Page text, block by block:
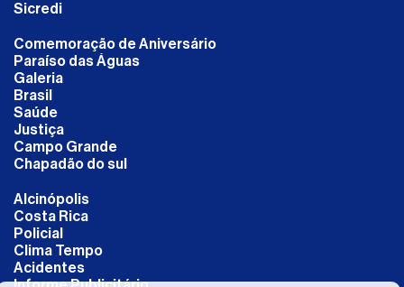
Sicredi
Comemoração de Aniversário
Paraíso das Águas
Galeria
Brasil
Saúde
Justiça
Campo Grande
Chapadão do sul
Alcinópolis
Costa Rica
Policial
Clima Tempo
Acidentes